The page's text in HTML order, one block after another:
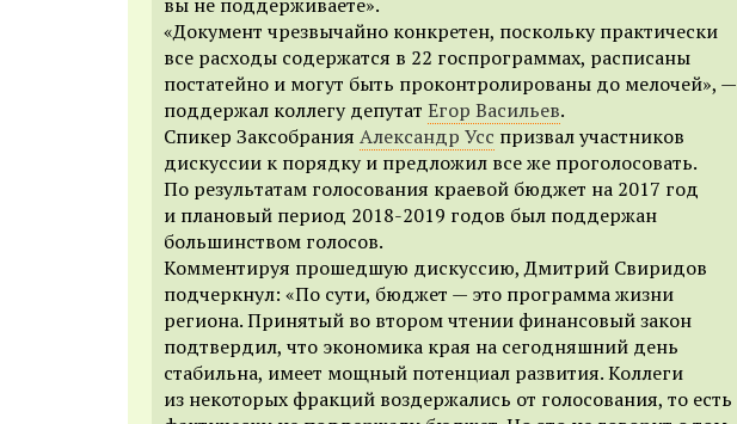
«Документ чрезвычайно конкретен, поскольку практически
все расходы содержатся в 22 госпрограммах, расписаны
постатейно и могут быть проконтролированы до мелочей», —
поддержал коллегу депутат Егор Васильев.
Спикер Заксобрания Александр Усс призвал участников
дискуссии к порядку и предложил все же проголосовать.
По результатам голосования краевой бюджет на 2017 год
и плановый период 2018-2019 годов был поддержан
большинством голосов.
Комментируя прошедшую дискуссию, Дмитрий Свиридов
подчеркнул: «По сути, бюджет — это программа жизни
региона. Принятый во втором чтении финансовый закон
подтвердил, что экономика края на сегодняшний день
стабильна, имеет мощный потенциал развития. Коллеги
из некоторых фракций воздержались от голосования, то есть